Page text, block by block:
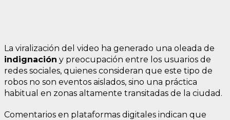
La viralización del video ha generado una oleada de
indignación y preocupación entre los usuarios de
redes sociales, quienes consideran que este tipo de
robos no son eventos aislados, sino una práctica
habitual en zonas altamente transitadas de la ciudad.
Comentarios en plataformas digitales indican que